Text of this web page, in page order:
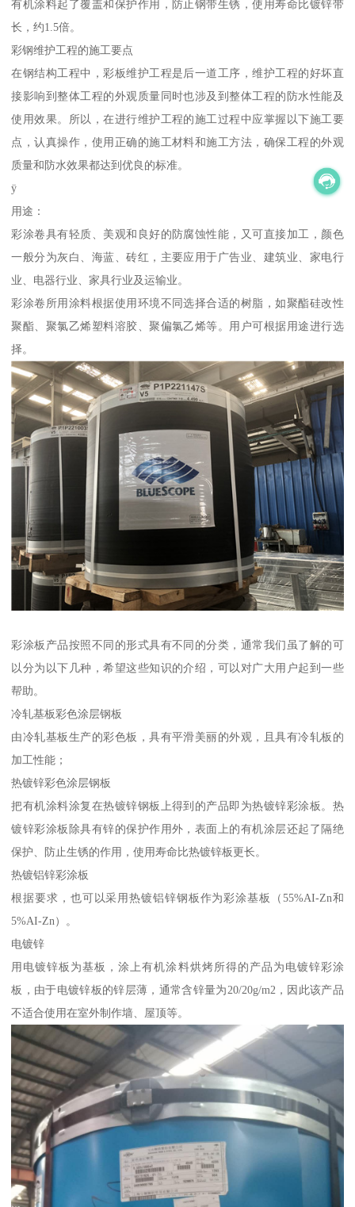
有机涂料起了覆盖和保护作用，防止钢带生锈，使用寿命比镀锌带
长，约1.5倍。
彩钢维护工程的施工要点
在钢结构工程中，彩板维护工程是后一道工序，维护工程的好坏直
接影响到整体工程的外观质量同时也涉及到整体工程的防水性能及
使用效果。所以，在进行维护工程的施工过程中应掌握以下施工要
点，认真操作，使用正确的施工材料和施工方法，确保工程的外观
质量和防水效果都达到优良的标准。
ÿ
用途：
彩涂卷具有轻质、美观和良好的防腐蚀性能，又可直接加工，颜色
一般分为灰白、海蓝、砖红，主要应用于广告业、建筑业、家电行
业、电器行业、家具行业及运输业。
彩涂卷所用涂料根据使用环境不同选择合适的树脂，如聚酯硅改性
聚酯、聚氯乙烯塑料溶胶、聚偏氯乙烯等。用户可根据用途进行选
择。
彩涂板产品按照不同的形式具有不同的分类，通常我们虽了解的可
以分为以下几种，希望这些知识的介绍，可以对广大用户起到一些
帮助。
冷轧基板彩色涂层钢板
由冷轧基板生产的彩色板，具有平滑美丽的外观，且具有冷轧板的
加工性能；
热镀锌彩色涂层钢板
把有机涂料涂复在热镀锌钢板上得到的产品即为热镀锌彩涂板。热
镀锌彩涂板除具有锌的保护作用外，表面上的有机涂层还起了隔绝
保护、防止生锈的作用，使用寿命比热镀锌板更长。
热镀铝锌彩涂板
根据要求，也可以采用热镀铝锌钢板作为彩涂基板（55%AI-Zn和
5%AI-Zn）。
电镀锌
用电镀锌板为基板，涂上有机涂料烘烤所得的产品为电镀锌彩涂
板，由于电镀锌板的锌层薄，通常含锌量为20/20g/m2，因此该产品
不适合使用在室外制作墙、屋顶等。